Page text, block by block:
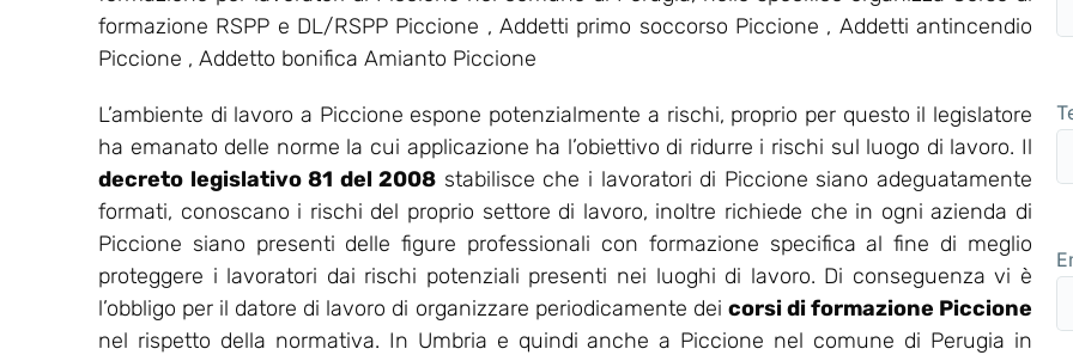
formazione RSPP e DL/RSPP Piccione , Addetti primo soccorso Piccione , Addetti antincendio
Piccione , Addetto bonifica Amianto Piccione
L’ambiente di lavoro a Piccione espone potenzialmente a rischi, proprio per questo il legislatore
ha emanato delle norme la cui applicazione ha l’obiettivo di ridurre i rischi sul luogo di lavoro. Il
decreto legislativo 81 del 2008 stabilisce che i lavoratori di Piccione siano adeguatamente
formati, conoscano i rischi del proprio settore di lavoro, inoltre richiede che in ogni azienda di
Piccione siano presenti delle figure professionali con formazione specifica al fine di meglio
proteggere i lavoratori dai rischi potenziali presenti nei luoghi di lavoro. Di conseguenza vi è
l’obbligo per il datore di lavoro di organizzare periodicamente dei corsi di formazione Piccione
nel rispetto della normativa. In Umbria e quindi anche a Piccione nel comune di Perugia in